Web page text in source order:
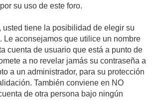
su uso de este foro.
usted tiene la posibilidad de elegir su
Le aconsejamos que utilice un nombre
cuenta de usuario que está a punto de
a no revelar jamás su contraseña a
a un administrador, para su protección
También conviene en NO
de otra persona bajo ningún